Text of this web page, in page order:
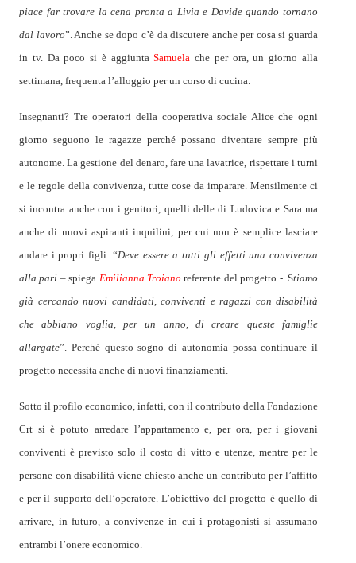
piace far trovare la cena pronta a Livia e Davide quando tornano
dal lavoro”. Anche se dopo c’è da discutere anche per cosa si guarda
in tv. Da poco si è aggiuntaSamuela che per ora, un giorno alla
settimana, frequenta l’alloggio per un corso di cucina.
Insegnanti? Tre operatori della cooperativa sociale Alice che ogni
giorno seguono le ragazze perché possano diventare sempre più
autonome. La gestione del denaro, fare una lavatrice, rispettare i turni
e le regole della convivenza, tutte cose da imparare. Mensilmente ci
si incontra anche con i genitori, quelli delle di Ludovica e Sara ma
anche di nuovi aspiranti inquilini, per cui non è semplice lasciare
andare i propri figli. “Deve essere a tutti gli effetti una convivenza
alla pari – spiega Emilianna Troiano referente del progetto -. Stiamo
già cercando nuovi candidati, conviventi e ragazzi con disabilità
che abbiano voglia, per un anno, di creare queste famiglie
allargate”. Perché questo sogno di autonomia possa continuare il
progetto necessita anche di nuovi finanziamenti.
Sotto il profilo economico, infatti, con il contributo della Fondazione
Crt si è potuto arredare l’appartamento e, per ora, per i giovani
conviventi è previsto solo il costo di vitto e utenze, mentre per le
persone con disabilità viene chiesto anche un contributo per l’affitto
e per il supporto dell’operatore. L’obiettivo del progetto è quello di
arrivare, in futuro, a convivenze in cui i protagonisti si assumano
entrambi l’onere economico.